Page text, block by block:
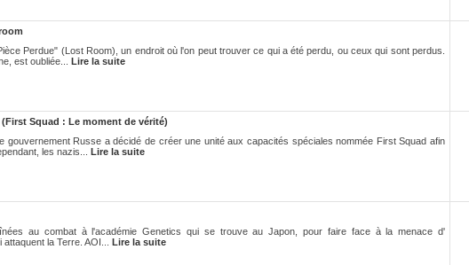
Perdue" (Lost Room), un endroit où l'on peut trouver ce qui a été perdu, ou ceux qui sont perdus.
est oubliée... Lire la suite
Squad : Le moment de vérité)
gouvernement Russe a décidé de créer une unité aux capacités spéciales nommée First Squad afin
les nazis... Lire la suite
au combat à l'académie Genetics qui se trouve au Japon, pour faire face à la menace d'
la Terre. AOI... Lire la suite